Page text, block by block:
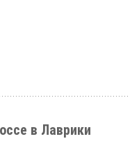
в Лаврики